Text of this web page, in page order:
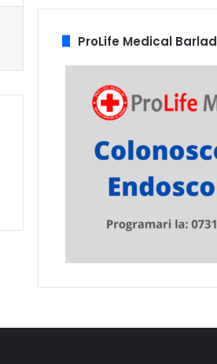
ProLife Medical Barlad